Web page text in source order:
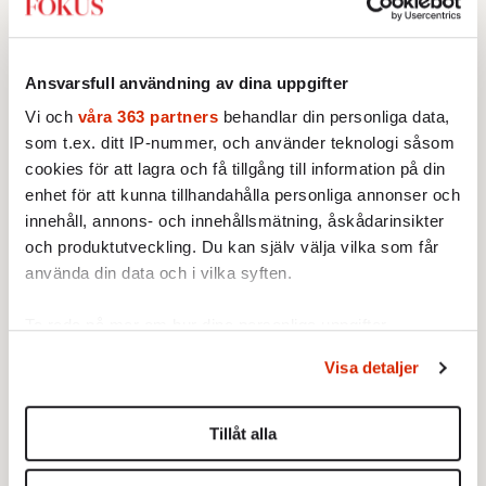
Ansvarsfull användning av dina uppgifter
Vi och våra 363 partners behandlar din personliga data,
som t.ex. ditt IP-nummer, och använder teknologi såsom
cookies för att lagra och få tillgång till information på din
enhet för att kunna tillhandahålla personliga annonser och
innehåll, annons- och innehållsmätning, åskådarinsikter
och produktutveckling. Du kan själv välja vilka som får
använda din data och i vilka syften.
Du kan ändra eller dra tillbaka ditt samtycke när som
helst från cookie-förklaringen.
Vi använder enhetsidentifierare för att anpassa innehållet
Visa detaljer
Tillåt alla
Mest lästa
1.
3.Nina Lekander:På ”Kommunisthögskolan” drömde